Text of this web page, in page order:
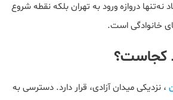
نه‌تنها دروازه ورود به تهران بلکه نقطه شروع
خانوادگی است.
کجاست؟
، نزدیکی میدان آزادی، قرار دارد. دسترسی به